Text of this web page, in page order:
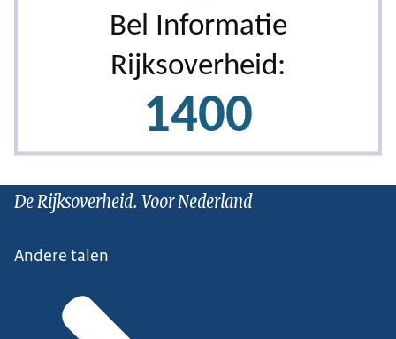
De Rijksoverheid. Voor Nederland
Andere talen